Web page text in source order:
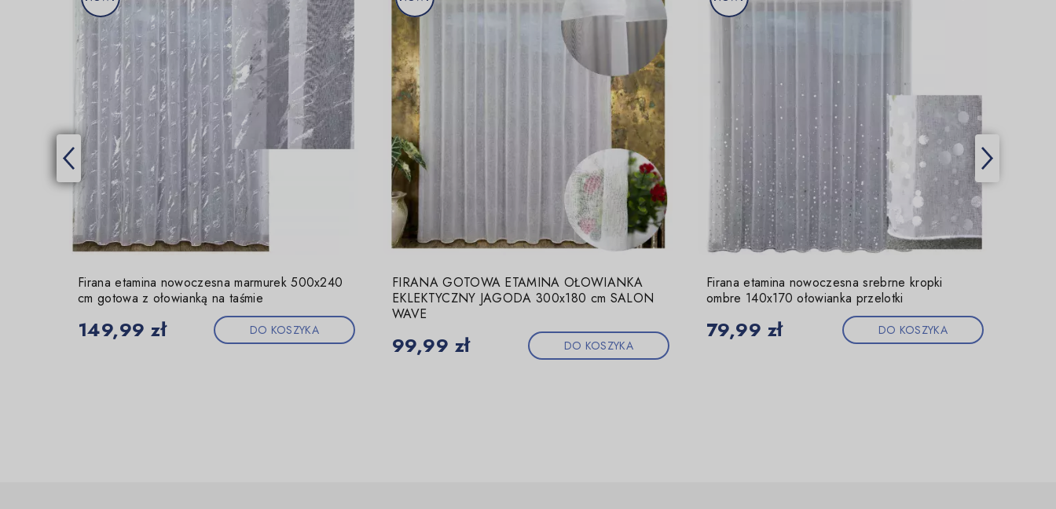
Firana etamina nowoczesna marmurek 500x240
cm gotowa z ołowianką na taśmie
Cena
149,99 zł DO KOSZYKA
FIRANA GOTOWA ETAMINA OŁOWIANKA
EKLEKTYCZNY JAGODA 300x180 cm SALON
WAVE
Cena
99,99 zł DO KOSZYKA
Firana etamina nowoczesna srebrne kropki
ombre 140x170 ołowianka przelotki
Cena
79,99 zł DO KOSZYKA